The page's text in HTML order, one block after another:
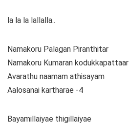
la la la lallalla..
Namakoru Palagan Piranthitar
Namakoru Kumaran kodukkapattaar
Avarathu naamam athisayam
Aalosanai kartharae -4
Bayamillaiyae thigillaiyae